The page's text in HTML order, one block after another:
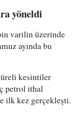
yöneldi
varilin üzerinde
ayında bu
kesintiler
petrol ithal
ilk kez gerçekleşti.